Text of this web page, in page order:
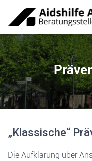
„Klassische“
Die Aufklärung über